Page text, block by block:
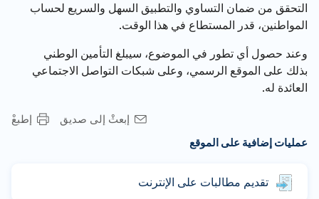
التحقق من ضمان التساوي والتطبيق السهل والسريع لحساب
المواطنين، قدر المستطاع في هذا الوقت.
وعند حصول أي تطور في الموضوع، سيبلغ التأمين الوطني
بذلك على الموقع الرسمي، وعلى شبكات التواصل الاجتماعي
العائدة له.
إطبعْ
إبعثْ إلى صديق
عمليات إضافية على الموقع
تقديم مطالبات على الإنترنت